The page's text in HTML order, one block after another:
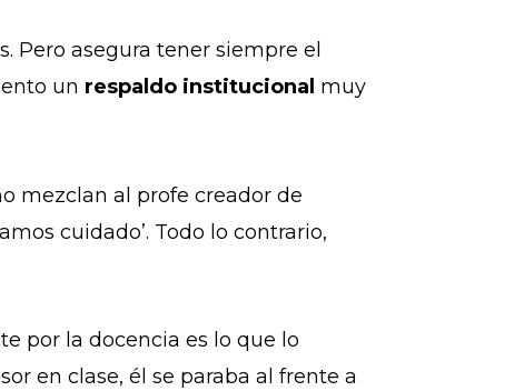
Pero asegura tener siempre el
un respaldo institucional muy
mezclan al profe creador de
cuidado’. Todo lo contrario,
por la docencia es lo que lo
en clase, él se paraba al frente a